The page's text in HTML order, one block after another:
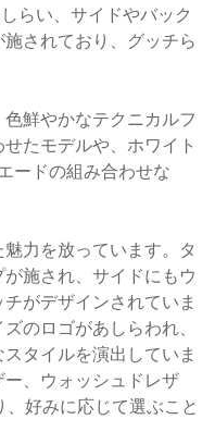
らい、サイドやバック
されており、グッチら
鮮やかなテクニカルフ
たモデルや、ホワイト
ードの組み合わせな
力を放っています。タ
施され、サイドにもウ
がデザインされていま
のロゴがあしらわれ、
タイルを演出していま
、ウォッシュドレザ
好みに応じて選ぶこと